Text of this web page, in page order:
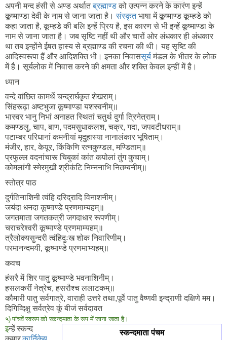
अपनी मन्द हंसी से अण्ड अर्थातब्रह्माण्डको उत्पन्न करने के कारंण इन्हें
कूष्माण्डा देवी के नाम से जाना जाता है।संस्कृतभाषा में कूष्माण्ड कूम्हडे को
कहा जाता है, कूम्हडे की बलि इन्हें प्रिय है, इस कारण से भी इन्हें कूष्माण्डा के
नाम से जाना जाता है। जब सृष्टि नहीं थी और चारों ओर अंधकार ही अंधकार
था तब इन्होंने ईषत हास्य से ब्रह्माण्ड की रचना की थी। यह सृष्टि की
आदिस्वरूपा हैं और आदिशक्ति भी। इनका निवाससूर्यमंडल के भीतर के लोक
में है। सूर्यलोक में निवास करने की क्षमता और शक्ति केवल इन्हीं में है।
ध्यान
वन्दे वांछित कामर्थे चन्द्रार्घकृत शेखराम्।
सिंहरूढ़ा अष्टभुजा कूष्माण्डा यशस्वनीम्॥
भास्वर भानु निभां अनाहत स्थितां चतुर्थ दुर्गा त्रिनेत्राम्।
कमण्डलु, चाप, बाण, पदमसुधाकलश, चक्र, गदा, जपवटीधराम्॥
पटाम्बर परिधानां कमनीयां मृदुहास्या नानालंकार भूषिताम्।
मंजीर, हार, केयूर, किंकिणि रत्नकुण्डल, मण्डिताम्॥
प्रफुल्ल वदनांचारू चिबुकां कांत कपोलां तुंग कुचाम्।
कोमलांगी स्मेरमुखी श्रीकंटि निम्ननाभि नितम्बनीम्॥
स्तोत्र पाठ
दुर्गतिनाशिनी त्वंहि दरिद्रादि विनाशनीम्।
जयंदा धनदा कूष्माण्डे प्रणमाम्यहम्॥
जगतमाता जगतकत्री जगदाधार रूपणीम्।
चराचरेश्वरी कूष्माण्डे प्रणमाम्यहम्॥
त्रैलोक्यसुन्दरी त्वंहिदुःख शोक निवारिणीम्।
परमानन्दमयी, कूष्माण्डे प्रणमाभ्यहम्॥
कवच
हंसरै में शिर पातु कूष्माण्डे भवनाशिनीम्।
हसलकरीं नेत्रेच, हसरौश्च ललाटकम्॥
कौमारी पातु सर्वगात्रे, वाराही उत्तरे तथा,पूर्वे पातु वैष्णवी इन्द्राणी दक्षिणे मम।
दिगिव्दिक्षु सर्वत्रेव कूं बीजं सर्वदावत
५) पांचवें स्वरूप को स्कन्दमाता के रूप में जाना जाता है।
स्कन्दमाता पंचम
इन्हें स्कन्द